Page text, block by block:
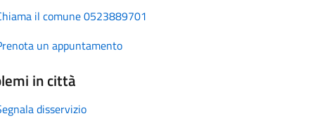
il comune 0523889701
un appuntamento
in città
disservizio